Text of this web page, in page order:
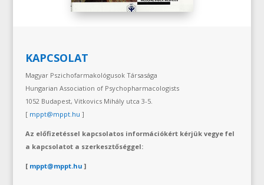
KAPCSOLAT
Magyar Pszichofarmakológusok Társasága
Hungarian Association of Psychopharmacologists
1052 Budapest, Vitkovics Mihály utca 3-5.
[ mppt@mppt.hu ]
Az előfizetéssel kapcsolatos információkért kérjük vegye fel
a kapcsolatot a szerkesztőséggel:
[ mppt@mppt.hu ]